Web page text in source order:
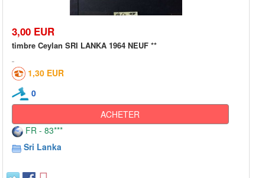
3,00 EUR
timbre Ceylan SRI LANKA 1964 NEUF **
1,30 EUR
0
ACHETER
FR - 83***
Sri Lanka